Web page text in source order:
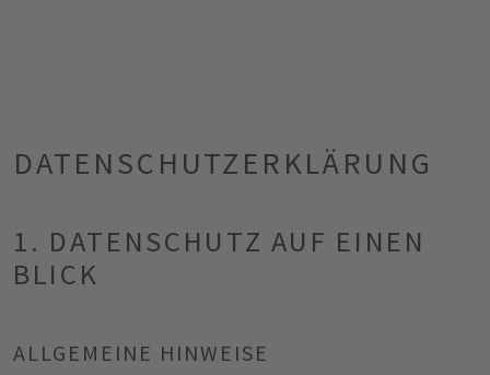
DATENSCHUTZ­ERKLÄRUNG
1. DATENSCHUTZ AUF EINEN
BLICK
ALLGEMEINE HINWEISE